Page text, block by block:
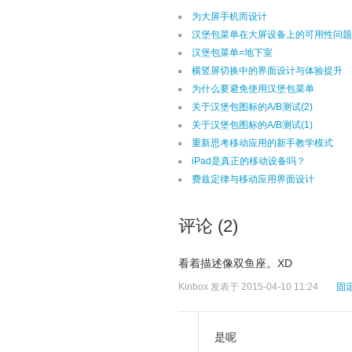
为大屏手机而设计
汉堡包菜单在大屏设备上的可用性问题
汉堡包菜单=地下室
横竖屏切换中的界面设计与体验提升
为什么要避免使用汉堡包菜单
关于汉堡包图标的A/B测试(2)
关于汉堡包图标的A/B测试(1)
重新思考移动应用的新手教学模式
iPad是真正的移动设备吗？
费兹定律与移动应用界面设计
评论 (2)
看着描述像双鱼座。XD
Kinbox 发表于 2015-04-10 11:24 固
是呢